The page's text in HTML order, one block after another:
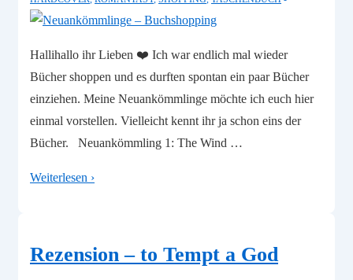
Hallihallo ihr Lieben ❤️ Ich war endlich mal wieder
Bücher shoppen und es durften spontan ein paar Bücher
einziehen. Meine Neuankömmlinge möchte ich euch hier
einmal vorstellen. Vielleicht kennt ihr ja schon eins der
Bücher. Neuankömmling 1: The Wind …
Neuankömmlinge
Weiterlesen ›
Rezension – to Tempt a God